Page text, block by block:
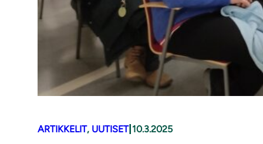
ARTIKKELIT, UUTISET| 10.3.2025